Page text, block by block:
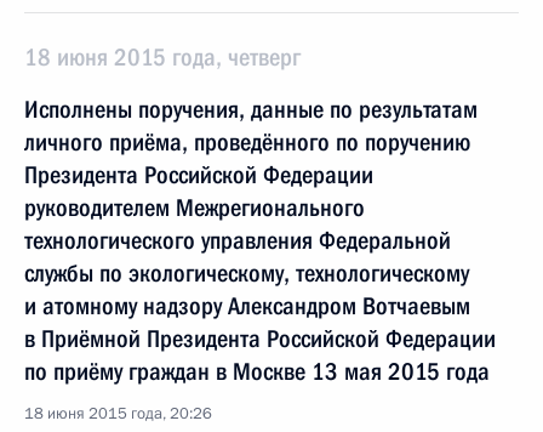
18 июня 2015 года, четверг
Исполнены поручения, данные по результатам
личного приёма, проведённого по поручению
Президента Российской Федерации
руководителем Межрегионального
технологического управления Федеральной
службы по экологическому, технологическому
и атомному надзору Александром Вотчаевым
в Приёмной Президента Российской Федерации
по приёму граждан в Москве 13 мая 2015 года
18 июня 2015 года, 20:26